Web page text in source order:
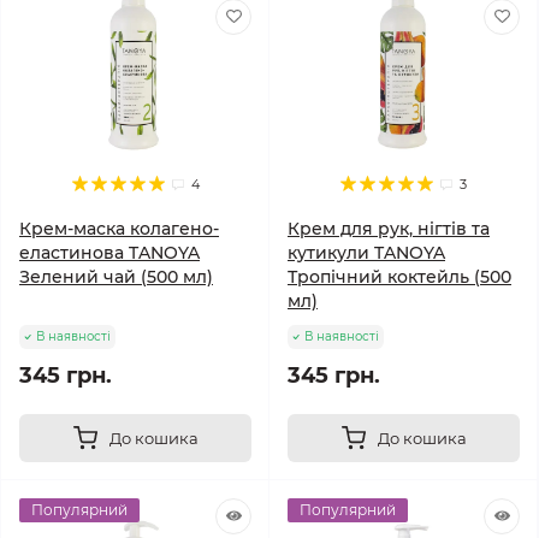
4
Крем-маска колагено-
еластинова TANOYA
Зелений чай (500 мл)
В наявності
345 грн.
До кошика
3
Крем для рук, нігтів та
кутикули TANOYA
Тропічний коктейль (500
мл)
В наявності
345 грн.
До кошика
Популярний Популярний